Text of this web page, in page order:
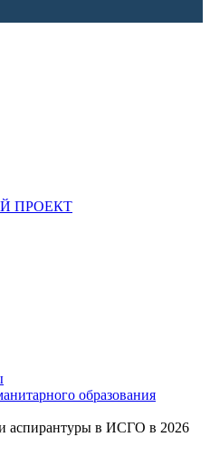
ПРОЕКТ
образования
аспирантуры в ИСГО в 2026